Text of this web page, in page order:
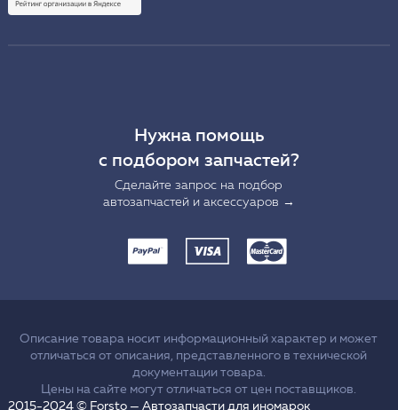
Нужна помощь
с подбором запчастей?
Сделайте запрос на подбор
автозапчастей и аксессуаров →
Описание товара носит информационный характер и может
отличаться от описания, представленного в технической
документации товара.
Цены на сайте могут отличаться от цен поставщиков.
2015-2024 © Forsto — Автозапчасти для иномарок